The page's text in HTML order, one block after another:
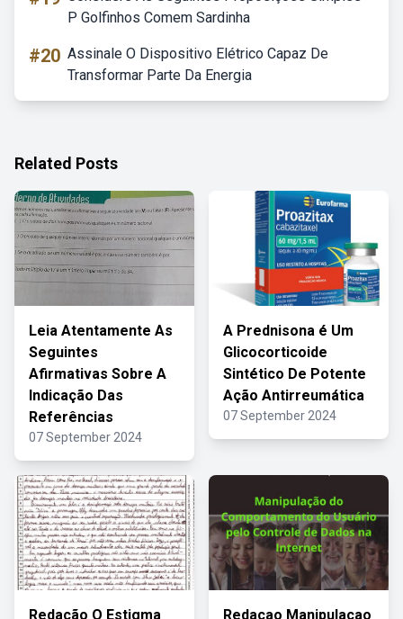
P Golfinhos Comem Sardinha
#20 Assinale O Dispositivo Elétrico Capaz De
Transformar Parte Da Energia
Related Posts
Leia Atentamente As
Seguintes
Afirmativas Sobre A
Indicação Das
Referências
07 September 2024
A Prednisona é Um
Glicocorticoide
Sintético De Potente
Ação Antirreumática
07 September 2024
Redação O Estigma Redacao Manipulacao